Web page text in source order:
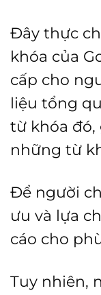
Đây thực
khóa của
cấp cho
liệu tổng
từ khóa đó,
những từ
Để người
ưu và lựa
cáo cho
Tuy nhiên,